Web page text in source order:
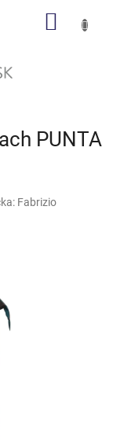
PUNTA
Fabrizio